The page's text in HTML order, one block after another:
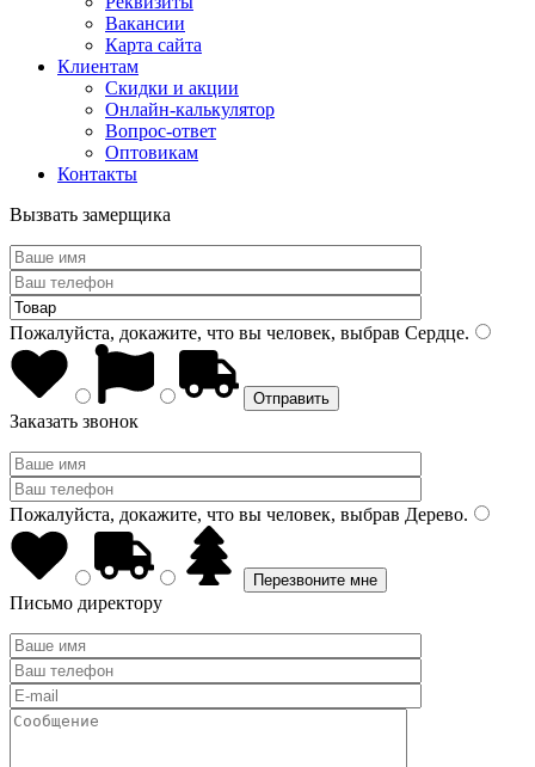
Вакансии
Карта сайта
Клиентам
Скидки и акции
Онлайн-калькулятор
Вопрос-ответ
Оптовикам
Контакты
Вызвать замерщика
Пожалуйста, докажите, что вы человек, выбрав Сердце.
Заказать звонок
Пожалуйста, докажите, что вы человек, выбрав Дерево.
Письмо директору